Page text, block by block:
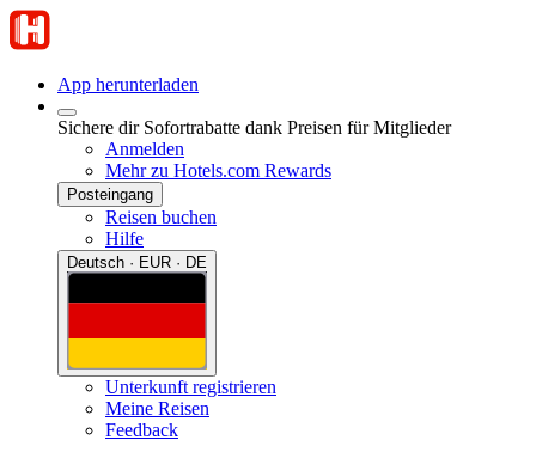
App herunterladen
Sichere dir Sofortrabatte dank Preisen für Mitglieder
Anmelden
Mehr zu Hotels.com Rewards
Posteingang
Reisen buchen
Hilfe
Deutsch · EUR · DE
Unterkunft registrieren
Meine Reisen
Feedback